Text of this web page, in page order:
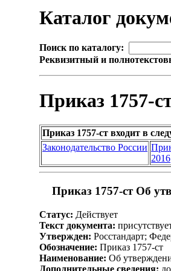
Каталог
Поиск по каталогу:
Реквизитный и
Приказ 1757-
Приказ 1757-ст входит в
Законодательство России
2016
Приказ 1757-ст Об
Статус: Действует
Текст документа:
Утвержден: Росстандарт;
Обозначение: Приказ 1757-ст
Наименование: Об
Дополнительные сведения: